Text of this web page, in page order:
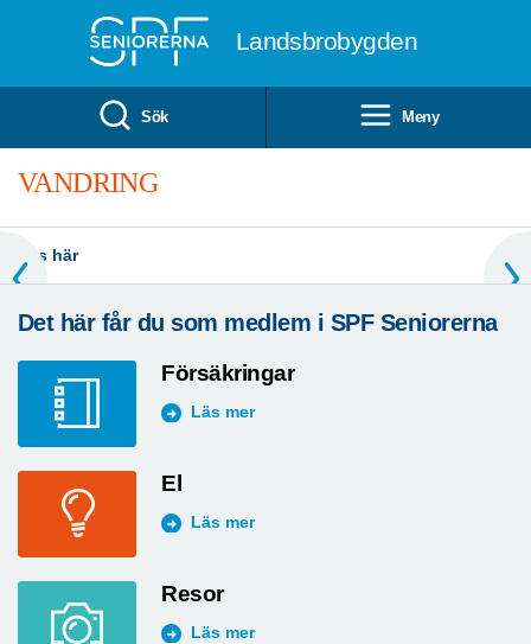
Landsbrobygden
Sök Meny
VANDRING
Läs här
Det här får du som medlem i SPF Seniorerna
Försäkringar
Läs mer
El
Läs mer
Resor
Läs mer